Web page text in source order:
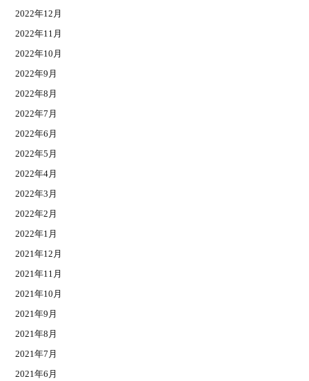
2022年12月
2022年11月
2022年10月
2022年9月
2022年8月
2022年7月
2022年6月
2022年5月
2022年4月
2022年3月
2022年2月
2022年1月
2021年12月
2021年11月
2021年10月
2021年9月
2021年8月
2021年7月
2021年6月